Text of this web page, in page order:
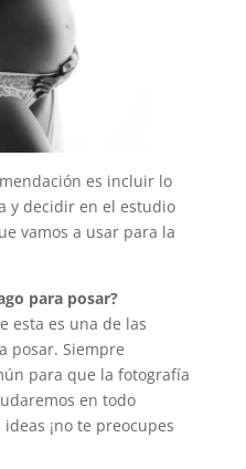
es incluir lo
y decidir en el estudio
vamos a usar para la
para posar?
esta es una de las
posar. Siempre
para que la fotografía
en todo
¡no te preocupes